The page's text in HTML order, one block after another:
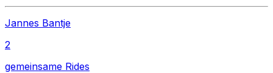
Jannes Bantje
2
gemeinsame Rides